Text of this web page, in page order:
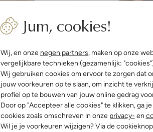
Jum, cookies!
Wij, en onze negen partners, maken op onze
vergelijkbare technieken (gezamenlijk:
Wij gebruiken cookies om ervoor te zorgen dat
jouw voorkeuren op te slaan, om inzicht te
profiel op te bouwen van jouw online gedrag
Door op "Accepteer alle cookies" te klikken, ga
cookies zoals omschreven in onze privacy- en
Wil je je voorkeuren wijzigen? Via de